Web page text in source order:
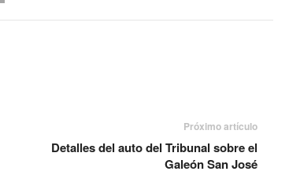
Próximo artículo
Detalles del auto del Tribunal sobre el
Galeón San José